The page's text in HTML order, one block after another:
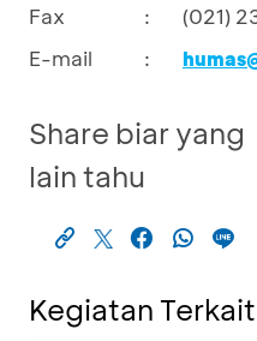
Fax
:
(021)
E-mail
:
Share biar yang
lain tahu
Kegiatan Terkait